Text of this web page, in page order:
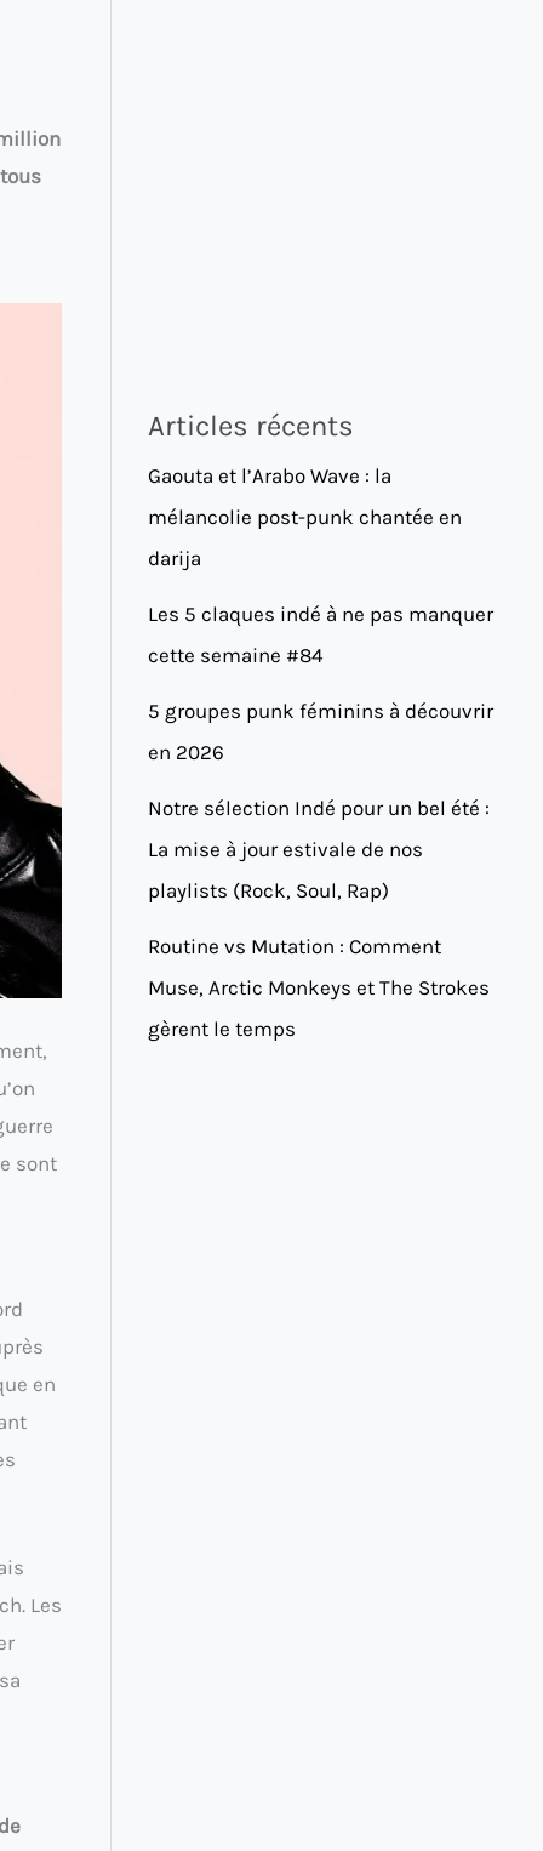
sont
en
Les
Articles récents
Gaouta et l’Arabo Wave : la
mélancolie post-punk chantée en
darija
Les 5 claques indé à ne pas manquer
cette semaine #84
5 groupes punk féminins à découvrir
en 2026
Notre sélection Indé pour un bel été :
La mise à jour estivale de nos
playlists (Rock, Soul, Rap)
Routine vs Mutation : Comment
Muse, Arctic Monkeys et The Strokes
gèrent le temps